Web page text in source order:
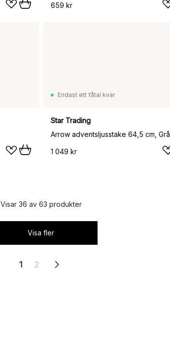
659 kr
Endast ett fåtal kvar
Star Trading
Arrow adventsljusstake 64,5 cm, Grå
1 049 kr
Visar 36 av 63 produkter
Visa fler
1 2